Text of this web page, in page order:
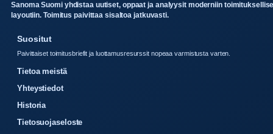
Sanoma Suomi yhdistaa uutiset, oppaat ja analyysit moderniin
layoutiin. Toimitus paivittaa sisaltoa jatkuvasti.
Suositut
Paivittaiset toimitusbriefit ja luottamusresurssit nopeaa varmistusta varten.
Tietoa meistä
Yhteystiedot
Historia
Tietosuojaseloste